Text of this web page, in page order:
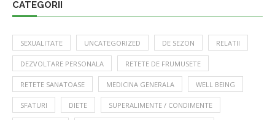
CATEGORII
SEXUALITATE UNCATEGORIZED DE SEZON RELATII
DEZVOLTARE PERSONALA RETETE DE FRUMUSETE
RETETE SANATOASE MEDICINA GENERALA WELL BEING
SFATURI DIETE SUPERALIMENTE / CONDIMENTE